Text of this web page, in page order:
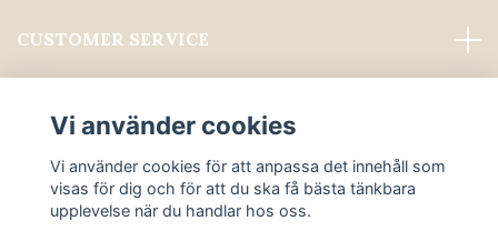
CUSTOMER SERVICE
Sociala medier
Vi använder cookies
Vi använder cookies för att anpassa det innehåll som
visas för dig och för att du ska få bästa tänkbara
upplevelse när du handlar hos oss.